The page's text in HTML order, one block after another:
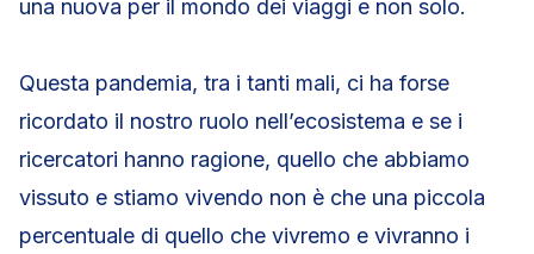
una nuova per il mondo dei viaggi e non solo.
Questa pandemia, tra i tanti mali, ci ha forse
ricordato il nostro ruolo nell’ecosistema e se i
ricercatori hanno ragione, quello che abbiamo
vissuto e stiamo vivendo non è che una piccola
percentuale di quello che vivremo e vivranno i